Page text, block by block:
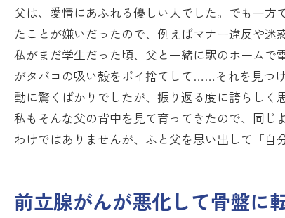
父は、愛情にあふれる優しい人でした。でも一
たことが嫌いだったので、例えばマナー違反や迷
私がまだ学生だった頃、父と一緒に駅のホーム
がタバコの吸い殻をポイ捨てして……それを見つ
動に驚くばかりでしたが、振り返る度に誇らしく
私もそんな父の背中を見て育ってきたので、同
わけではありませんが、ふと父を思い出して「自
前立腺がんが悪化して骨盤に